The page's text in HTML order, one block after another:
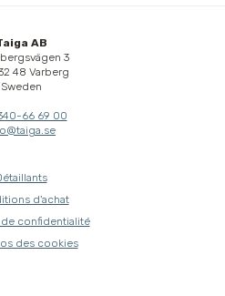
AB
3
48 Varberg
Sweden
66 69 00
d'achat
confidentialité
des cookies